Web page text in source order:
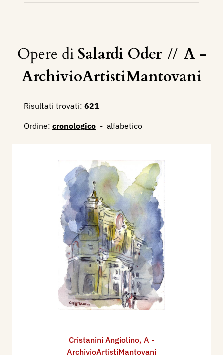
Opere diSalardi Oder // A -
ArchivioArtistiMantovani
Risultati trovati: 621
Ordine: cronologico - alfabetico
Cristanini Angiolino, A -
ArchivioArtistiMantovani